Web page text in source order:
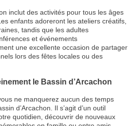
inclut des activités pour tous les âges
enfants adoreront les ateliers créatifs,
tandis que les adultes
et événements
une excellente occasion de partager
lors des fêtes locales ou des
le Bassin d’Arcachon
ne manquerez aucun des temps
d’Arcachon. Il s’agit d’un outil
quotidien, découvrir de nouveaux